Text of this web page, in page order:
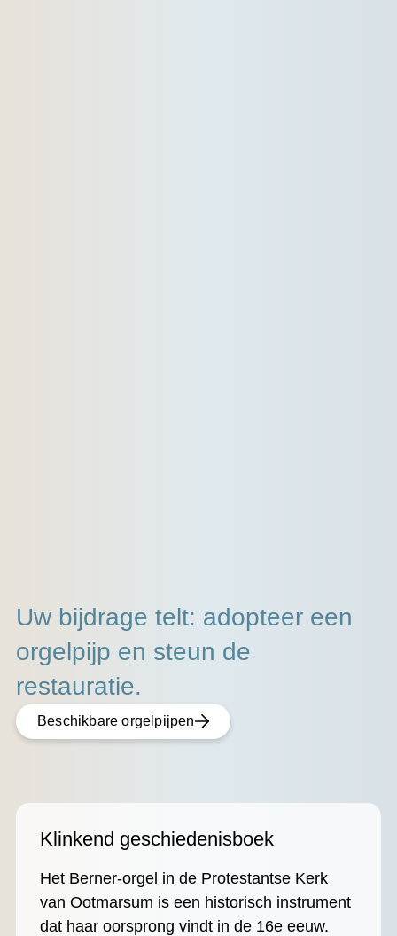
Uw bijdrage telt: adopteer een
orgelpijp en steun de
restauratie.
Beschikbare orgelpijpen
Klinkend geschiedenisboek
Het Berner-orgel in de Protestantse Kerk
van Ootmarsum is een historisch instrument
dat haar oorsprong vindt in de 16e eeuw.